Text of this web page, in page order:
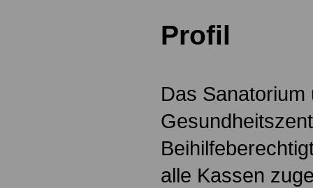
Profil
Das Sanatorium
alle Kassen